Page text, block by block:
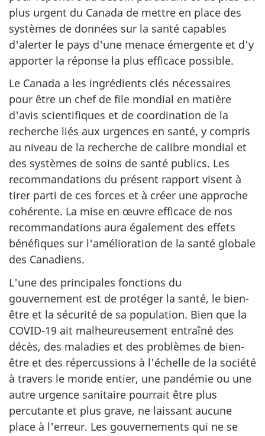
plus urgent du Canada de mettre en place des
systèmes de données sur la santé capables
d'alerter le pays d'une menace émergente et d'y
apporter la réponse la plus efficace possible.
Le Canada a les ingrédients clés nécessaires
pour être un chef de file mondial en matière
d'avis scientifiques et de coordination de la
recherche liés aux urgences en santé, y compris
au niveau de la recherche de calibre mondial et
des systèmes de soins de santé publics. Les
recommandations du présent rapport visent à
tirer parti de ces forces et à créer une approche
cohérente. La mise en œuvre efficace de nos
recommandations aura également des effets
bénéfiques sur l'amélioration de la santé globale
des Canadiens.
L'une des principales fonctions du
gouvernement est de protéger la santé, le bien-
être et la sécurité de sa population. Bien que la
COVID-19 ait malheureusement entraîné des
décès, des maladies et des problèmes de bien-
être et des répercussions à l'échelle de la société
à travers le monde entier, une pandémie ou une
autre urgence sanitaire pourrait être plus
percutante et plus grave, ne laissant aucune
place à l'erreur. Les gouvernements qui ne se